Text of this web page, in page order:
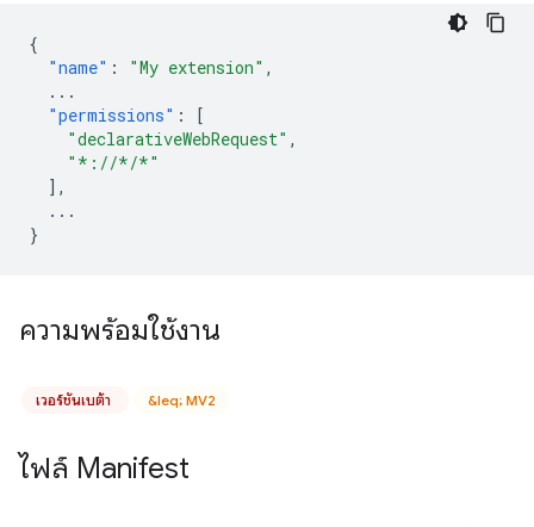
{
"name" : "My extension" ,
...
"permissions" :
[
"declarativeWebRequest" ,
"*://*/*"
],
...
}
ความพร้อมใช้งาน
เวอร์ชันเบต้า &leq; MV2
ไฟล์ Manifest